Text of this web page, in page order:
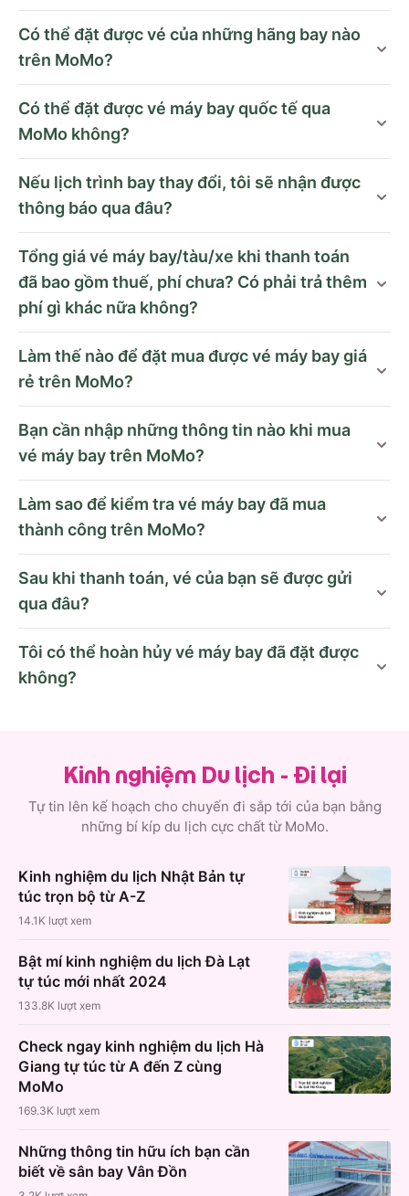
Có thể đặt được vé của những hãng bay nào
trên MoMo?
Có thể đặt được vé máy bay quốc tế qua
MoMo không?
Nếu lịch trình bay thay đổi, tôi sẽ nhận được
thông báo qua đâu?
Tổng giá vé máy bay/tàu/xe khi thanh toán
đã bao gồm thuế, phí chưa? Có phải trả thêm
phí gì khác nữa không?
Làm thế nào để đặt mua được vé máy bay giá
rẻ trên MoMo?
Bạn cần nhập những thông tin nào khi mua
vé máy bay trên MoMo?
Làm sao để kiểm tra vé máy bay đã mua
thành công trên MoMo?
Sau khi thanh toán, vé của bạn sẽ được gửi
qua đâu?
Tôi có thể hoàn hủy vé máy bay đã đặt được
không?
Kinh nghiệm Du lịch - Đi lại
Tự tin lên kế hoạch cho chuyến đi sắp tới của bạn bằng
những bí kíp du lịch cực chất từ MoMo.
Kinh nghiệm du lịch Nhật Bản tự
túc trọn bộ từ A-Z
14.1K lượt xem
Bật mí kinh nghiệm du lịch Đà Lạt
tự túc mới nhất 2024
133.8K lượt xem
Check ngay kinh nghiệm du lịch Hà
Giang tự túc từ A đến Z cùng
MoMo
169.3K lượt xem
Những thông tin hữu ích bạn cần
biết về sân bay Vân Đồn